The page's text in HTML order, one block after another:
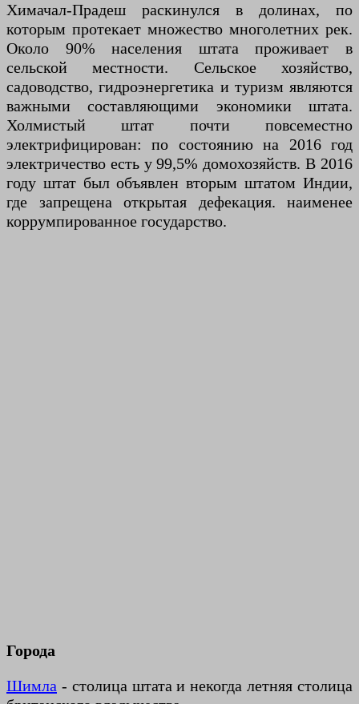
Химачал-Прадеш раскинулся в долинах, по
которым протекает множество многолетних рек.
Около 90% населения штата проживает в
сельской местности. Сельское хозяйство,
садоводство, гидроэнергетика и туризм являются
важными составляющими экономики штата.
Холмистый штат почти повсеместно
электрифицирован: по состоянию на 2016 год
электричество есть у 99,5% домохозяйств. В 2016
году штат был объявлен вторым штатом Индии,
где запрещена открытая дефекация. наименее
коррумпированное государство.
Города
Шимла - столица штата и некогда летняя столица